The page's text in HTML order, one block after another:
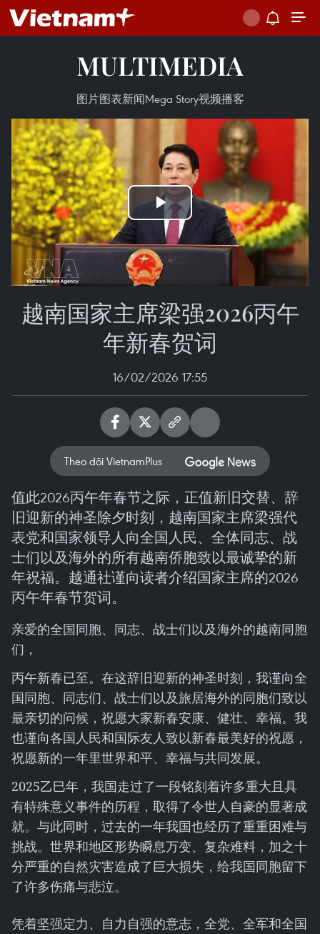
MULTIMEDIA
图片图表新闻Mega Story视频播客
Play
Video
越南国家主席梁强2026丙午
年新春贺词
16/02/2026 17:55
Theo dõi VietnamPlus
值此2026丙午年春节之际，正值新旧交替、辞
旧迎新的神圣除夕时刻，越南国家主席梁强代
表党和国家领导人向全国人民、全体同志、战
士们以及海外的所有越南侨胞致以最诚挚的新
年祝福。越通社谨向读者介绍国家主席的2026
丙午年春节贺词。
亲爱的全国同胞、同志、战士们以及海外的越南同胞
们，
丙午新春已至。在这辞旧迎新的神圣时刻，我谨向全
国同胞、同志们、战士们以及旅居海外的同胞们致以
最亲切的问候，祝愿大家新春安康、健壮、幸福。我
也谨向各国人民和国际友人致以新春最美好的祝愿，
祝愿新的一年里世界和平、幸福与共同发展。
2025乙巳年，我国走过了一段铭刻着许多重大且具
有特殊意义事件的历程，取得了令世人自豪的显著成
就。与此同时，过去的一年我国也经历了重重困难与
挑战。世界和地区形势瞬息万变、复杂难料，加之十
分严重的自然灾害造成了巨大损失，给我国同胞留下
了许多伤痛与悲泣。
凭着坚强定力、自力自强的意志，全党、全军和全国